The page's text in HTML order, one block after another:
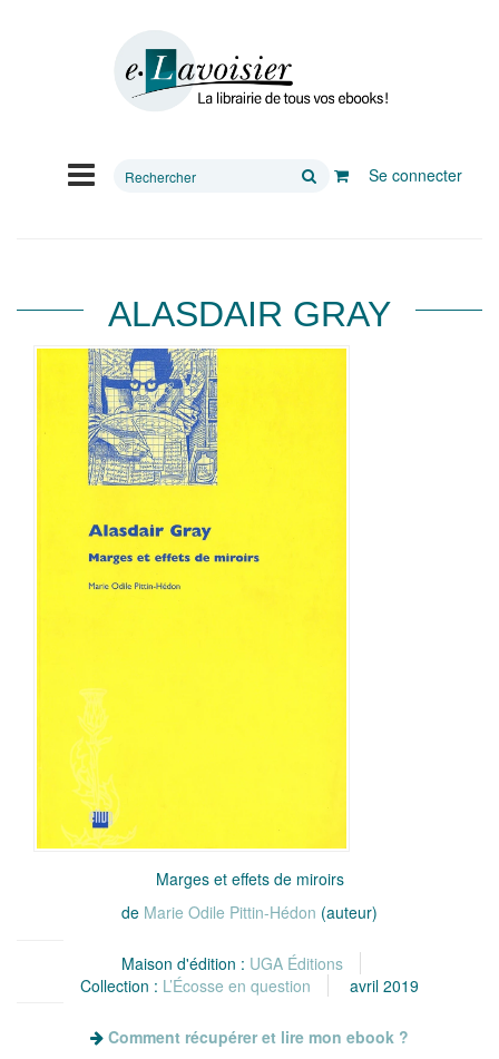
Rechercher
Se connecter
ALASDAIR GRAY
Marges et effets de miroirs
de Marie Odile Pittin-Hédon (auteur)
Maison d'édition : UGA Éditions
Collection : L’Écosse en question avril 2019
Comment récupérer et lire mon ebook ?